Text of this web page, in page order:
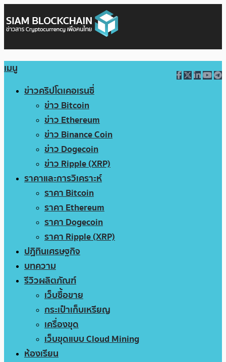
เมนู
ข่าวคริปโตเคอเรนซี่
ข่าว Bitcoin
ข่าว Ethereum
ข่าว Binance Coin
ข่าว Dogecoin
ข่าว Ripple (XRP)
ราคาและการวิเคราะห์
ราคา Bitcoin
ราคา Ethereum
ราคา Dogecoin
ราคา Ripple (XRP)
ปฏิทินเศรษฐกิจ
บทความ
รีวิวผลิตภัณฑ์
เว็บซื้อขาย
กระเป๋าเก็บเหรียญ
เครื่องขุด
เว็บขุดแบบ Cloud Mining
ห้องเรียน